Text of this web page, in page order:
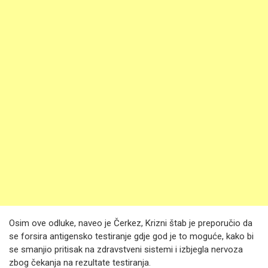
Osim ove odluke, naveo je Čerkez, Krizni štab je preporučio da
se forsira antigensko testiranje gdje god je to moguće, kako bi
se smanjio pritisak na zdravstveni sistemi i izbjegla nervoza
zbog čekanja na rezultate testiranja.